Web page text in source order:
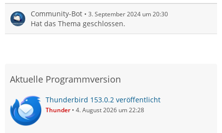
Community-Bot 3. September 2024 um 20:30
Hat das Thema geschlossen.
Aktuelle Programmversion
Thunderbird 153.0.2 veröffentlicht
Thunder 4. August 2026 um 22:28